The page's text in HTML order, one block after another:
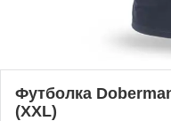
Футболка
(XXL)